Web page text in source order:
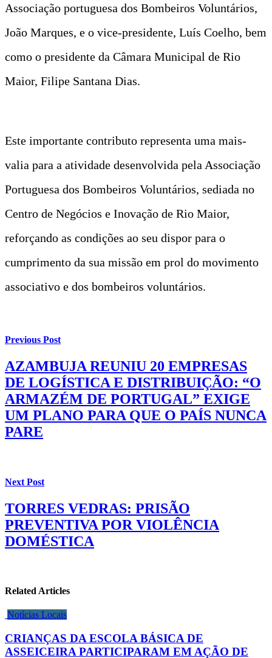
Associação portuguesa dos Bombeiros Voluntários,
João Marques, e o vice-presidente, Luís Coelho, bem
como o presidente da Câmara Municipal de Rio
Maior, Filipe Santana Dias.
Este importante contributo representa uma mais-
valia para a atividade desenvolvida pela Associação
Portuguesa dos Bombeiros Voluntários, sediada no
Centro de Negócios e Inovação de Rio Maior,
reforçando as condições ao seu dispor para o
cumprimento da sua missão em prol do movimento
associativo e dos bombeiros voluntários.
Previous Post
AZAMBUJA REUNIU 20 EMPRESAS
DE LOGÍSTICA E DISTRIBUIÇÃO: “O
ARMAZÉM DE PORTUGAL” EXIGE
UM PLANO PARA QUE O PAÍS NUNCA
PARE
Next Post
TORRES VEDRAS: PRISÃO
PREVENTIVA POR VIOLÊNCIA
DOMÉSTICA
Related Articles
Notícias Locais
CRIANÇAS DA ESCOLA BÁSICA DE
ASSEICEIRA PARTICIPARAM EM AÇÃO DE